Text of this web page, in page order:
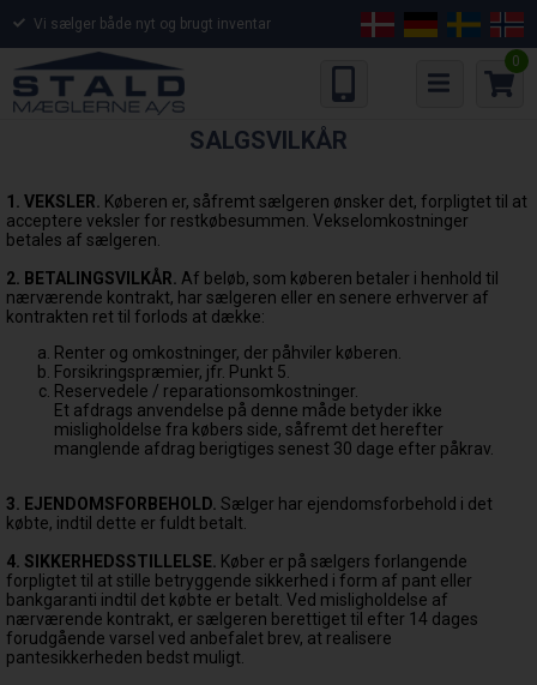
Vi sælger både nyt og brugt inventar
0
SALGSVILKÅR
1. VEKSLER.
Køberen er, såfremt sælgeren ønsker det, forpligtet til at
acceptere veksler for restkøbesummen. Vekselomkostninger
betales af sælgeren.
2. BETALINGSVILKÅR. Af beløb, som køberen betaler i henhold til
nærværende kontrakt, har sælgeren eller en senere erhverver af
kontrakten ret til forlods at dække:
Renter og omkostninger, der påhviler køberen.
Forsikringspræmier, jfr. Punkt 5.
Reservedele / reparationsomkostninger.
Et afdrags anvendelse på denne måde betyder ikke
misligholdelse fra købers side, såfremt det herefter
manglende afdrag berigtiges senest 30 dage efter påkrav.
3. EJENDOMSFORBEHOLD. Sælger har ejendomsforbehold i det
købte, indtil dette er fuldt betalt.
4. SIKKERHEDSSTILLELSE. Køber er på sælgers forlangende
forpligtet til at stille betryggende sikkerhed i form af pant eller
bankgaranti indtil det købte er betalt. Ved misligholdelse af
nærværende kontrakt, er sælgeren berettiget til efter 14 dages
forudgående varsel ved anbefalet brev, at realisere
pantesikkerheden bedst muligt.